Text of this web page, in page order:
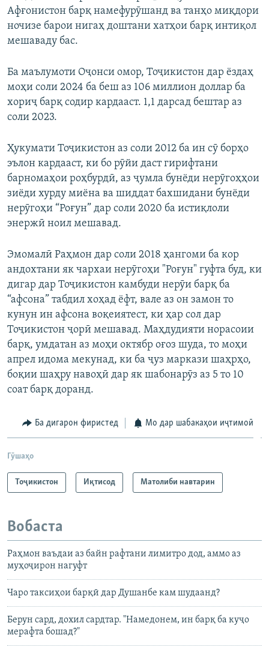
Афғонистон барқ намефурӯшанд ва танҳо миқдори
ночизе барои нигаҳ доштани хатҳои барқ интиқол
мешаваду бас.
Ба маълумоти Оҷонси омор, Тоҷикистон дар ёздаҳ
моҳи соли 2024 ба беш аз 106 миллион доллар ба
хориҷ барқ содир кардааст. 1,1 дарсад бештар аз
соли 2023.
Ҳукумати Тоҷикистон аз соли 2012 ба ин сӯ борҳо
эълон кардааст, ки бо рӯйи даст гирифтани
барномаҳои роҳбурдӣ, аз ҷумла бунёди нерӯгоҳҳои
зиёди хурду миёна ва шиддат бахшидани бунёди
нерӯгоҳи “Роғун” дар соли 2020 ба истиқлоли
энержӣ ноил мешавад.
Эмомалӣ Раҳмон дар соли 2018 ҳангоми ба кор
андохтани як чархаи нерӯгоҳи "Роғун" гуфта буд, ки
дигар дар Тоҷикистон камбуди нерӯи барқ ба
“афсона” табдил хоҳад ёфт, вале аз он замон то
кунун ин афсона воқеиятест, ки ҳар сол дар
Тоҷикистон ҷорӣ мешавад. Маҳдудияти норасоии
барқ, умдатан аз моҳи октябр оғоз шуда, то моҳи
апрел идома мекунад, ки ба ҷуз маркази шаҳрҳо,
боқии шаҳру навоҳӣ дар як шабонарӯз аз 5 то 10
соат барқ доранд.
Ба дигарон фиристед Мо дар шабакаҳои иҷтимоӣ
Гӯшаҳо
Тоҷикистон Иқтисод Матолиби навтарин
Вобаста
Раҳмон ваъдаи аз байн рафтани лимитро дод, аммо аз
муҳоҷирон нагуфт
Чаро таксиҳои барқӣ дар Душанбе кам шудаанд?
Берун сард, дохил сардтар. "Намедонем, ин барқ ба куҷо
мерафта бошад?"